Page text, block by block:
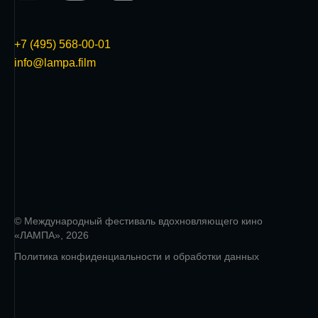
+7 (495) 568-00-01
info@lampa.film
© Международный фестиваль вдохновляющего кино
«ЛАМПА», 2026
Политика конфиденциальности и обработки данных